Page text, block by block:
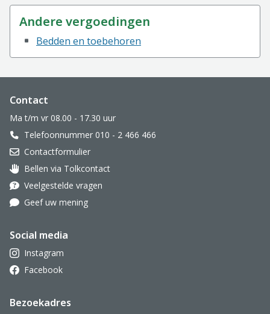
Andere vergoedingen
Bedden en toebehoren
Website footer
Contact
Ma t/m vr 08.00 - 17.30 uur
Telefoonnummer 010 - 2 466 466
Contactformulier
Oor met hoortoestel
Bellen via Tolkcontact
Veelgestelde vragen
Geef uw mening
Social media
Instagram
Facebook
Bezoekadres